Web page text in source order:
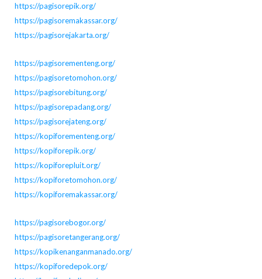
https://pagisorepik.org/
https://pagisoremakassar.org/
https://pagisorejakarta.org/
https://pagisorementeng.org/
https://pagisoretomohon.org/
https://pagisorebitung.org/
https://pagisorepadang.org/
https://pagisorejateng.org/
https://kopiforementeng.org/
https://kopiforepik.org/
https://kopiforepluit.org/
https://kopiforetomohon.org/
https://kopiforemakassar.org/
https://pagisorebogor.org/
https://pagisoretangerang.org/
https://kopikenanganmanado.org/
https://kopiforedepok.org/